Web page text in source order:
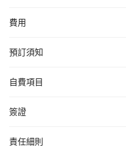
費用
預訂須知
自費項目
簽證
責任細則